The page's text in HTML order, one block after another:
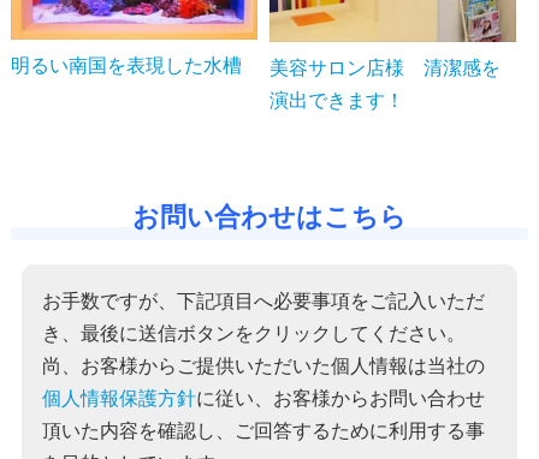
明るい南国を表現した水槽
美容サロン店様 清潔感を
演出できます！
お問い合わせはこちら
お手数ですが、下記項目へ必要事項をご記入いただ
き、最後に送信ボタンをクリックしてください。
尚、お客様からご提供いただいた個人情報は当社の
個人情報保護方針に従い、お客様からお問い合わせ
頂いた内容を確認し、ご回答するために利用する事